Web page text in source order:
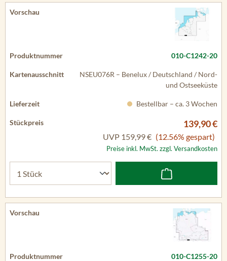
010-C1242-20
NSEU076R – Benelux / Deutschland / Nord-
und Ostseeküste
Bestellbar – ca. 3 Wochen
139,90 €
UVP 159,99 € (12.56% gespart)
Preise inkl. MwSt. zzgl. Versandkosten
010-C1255-20